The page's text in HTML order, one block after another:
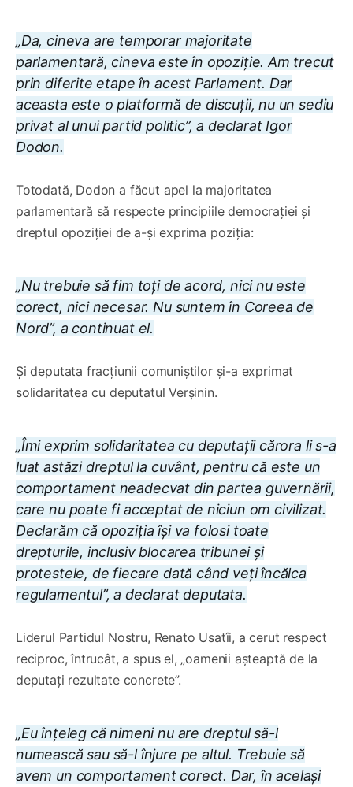
„Da, cineva are temporar majoritate
parlamentară, cineva este în opoziție. Am trecut
prin diferite etape în acest Parlament. Dar
aceasta este o platformă de discuții, nu un sediu
privat al unui partid politic”, a declarat Igor
Dodon.
Totodată, Dodon a făcut apel la majoritatea
parlamentară să respecte principiile democrației și
dreptul opoziției de a-și exprima poziția:
„Nu trebuie să fim toți de acord, nici nu este
corect, nici necesar. Nu suntem în Coreea de
Nord”, a continuat el.
Și deputata fracțiunii comuniștilor și-a exprimat
solidaritatea cu deputatul Verșinin.
„Îmi exprim solidaritatea cu deputații cărora li s-a
luat astăzi dreptul la cuvânt, pentru că este un
comportament neadecvat din partea guvernării,
care nu poate fi acceptat de niciun om civilizat.
Declarăm că opoziția își va folosi toate
drepturile, inclusiv blocarea tribunei și
protestele, de fiecare dată când veți încălca
regulamentul”, a declarat deputata.
Liderul Partidul Nostru, Renato Usatîi, a cerut respect
reciproc, întrucât, a spus el, „oamenii așteaptă de la
deputați rezultate concrete”.
„Eu înțeleg că nimeni nu are dreptul să-l
numească sau să-l înjure pe altul. Trebuie să
avem un comportament corect. Dar, în același